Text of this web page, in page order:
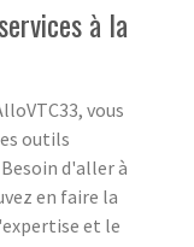
à la
vous
outils
d'aller à
en faire la
et le